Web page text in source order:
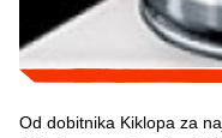
Od dobitnika Kiklopa za